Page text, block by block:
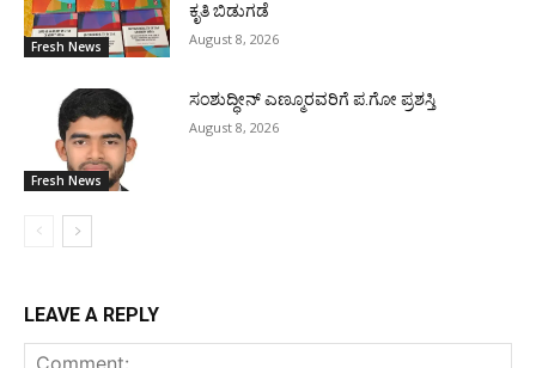
Fresh News
ಕೃತಿ ಬಿಡುಗಡೆ
August 8, 2026
Fresh News
ಸಂಶುದ್ಧೀನ್ ಎಣ್ಮೂರವರಿಗೆ ಪ.ಗೋ ಪ್ರಶಸ್ತಿ
August 8, 2026
LEAVE A REPLY